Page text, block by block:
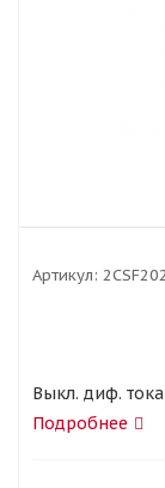
Артикул:
Выкл. диф.
Подробнее